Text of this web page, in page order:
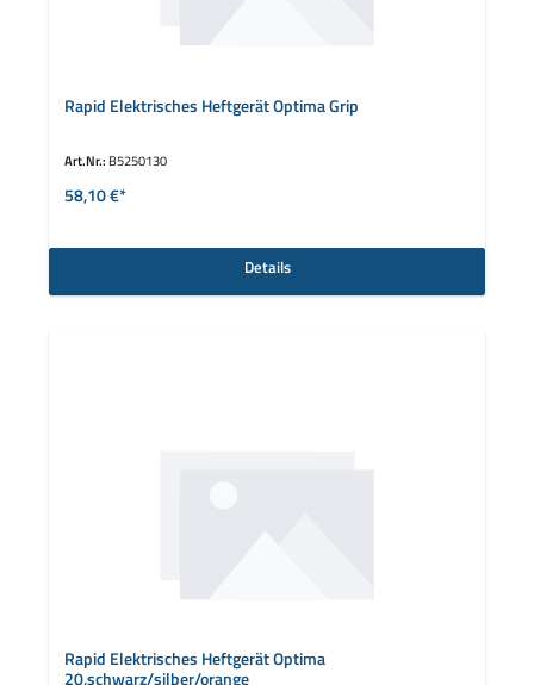
Rapid Elektrisches Heftgerät Optima Grip
Art.Nr.: B5250130
58,10 €*
Details
Rapid Elektrisches Heftgerät Optima
20,schwarz/silber/orange